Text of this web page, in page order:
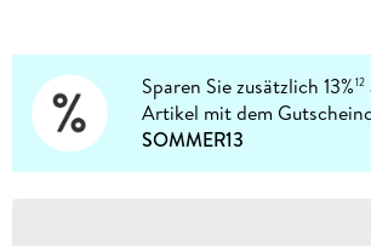
Sparen Sie zusätzlich 13%12
Artikel mit dem
SOMMER13